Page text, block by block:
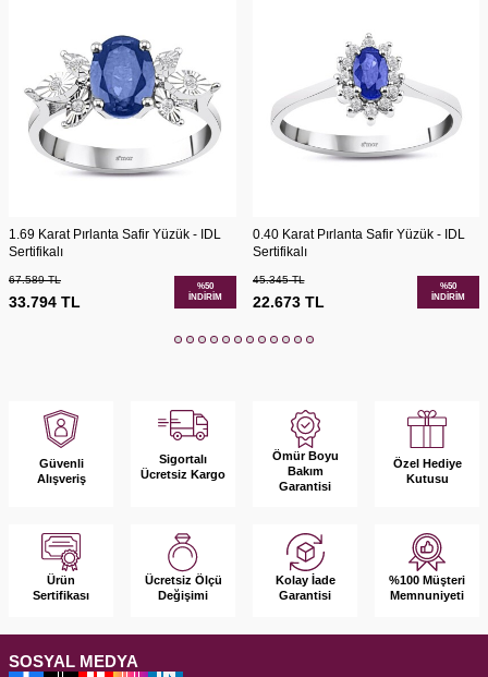
1.69 Karat Pırlanta Safir Yüzük - IDL
Sertifikalı
67.589TL
33.794 TL
%50
İNDIRIM
0.40 Karat Pırlanta Safir Yüzük - IDL
Sertifikalı
45.345TL
22.673TL
%50
İNDIRIM
Güvenli
Alışveriş
Sigortalı
Ücretsiz Kargo
Ömür Boyu
Bakım
Garantisi
Özel Hediye
Kutusu
Ürün
Sertifikası
Ücretsiz Ölçü
Değişimi
Kolay İade
Garantisi
%100 Müşteri
Memnuniyeti
SOSYAL MEDYA